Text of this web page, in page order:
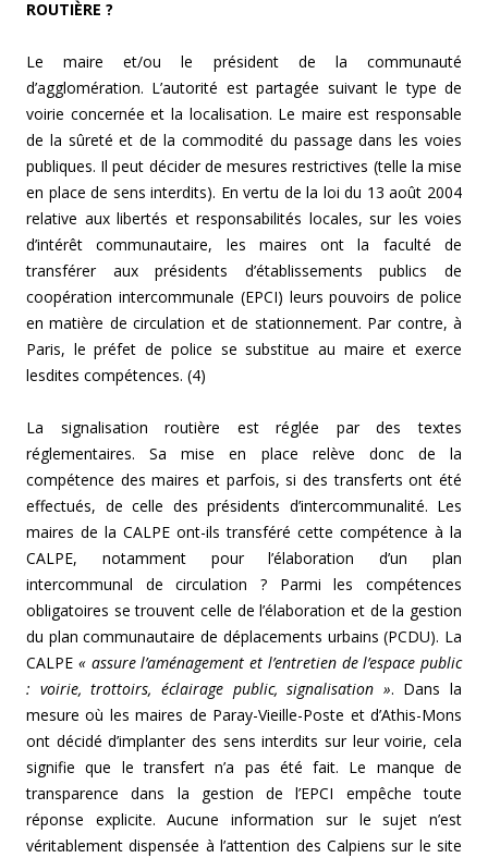
ROUTIÈRE ?
Le maire et/ou le président de la communauté
d’agglomération. L’autorité est partagée suivant le type de
voirie concernée et la localisation. Le maire est responsable
de la sûreté et de la commodité du passage dans les voies
publiques. Il peut décider de mesures restrictives (telle la mise
en place de sens interdits). En vertu de la loi du 13 août 2004
relative aux libertés et responsabilités locales, sur les voies
d’intérêt communautaire, les maires ont la faculté de
transférer aux présidents d’établissements publics de
coopération intercommunale (EPCI) leurs pouvoirs de police
en matière de circulation et de stationnement. Par contre, à
Paris, le préfet de police se substitue au maire et exerce
lesdites compétences. (4)
La signalisation routière est réglée par des textes
réglementaires. Sa mise en place relève donc de la
compétence des maires et parfois, si des transferts ont été
effectués, de celle des présidents d’intercommunalité. Les
maires de la CALPE ont-ils transféré cette compétence à la
CALPE, notamment pour l’élaboration d’un plan
intercommunal de circulation ? Parmi les compétences
obligatoires se trouvent celle de l’élaboration et de la gestion
du plan communautaire de déplacements urbains (PCDU). La
CALPE « assure l’aménagement et l’entretien de l’espace public
: voirie, trottoirs, éclairage public, signalisation ». Dans la
mesure où les maires de Paray-Vieille-Poste et d’Athis-Mons
ont décidé d’implanter des sens interdits sur leur voirie, cela
signifie que le transfert n’a pas été fait. Le manque de
transparence dans la gestion de l’EPCI empêche toute
réponse explicite. Aucune information sur le sujet n’est
véritablement dispensée à l’attention des Calpiens sur le site